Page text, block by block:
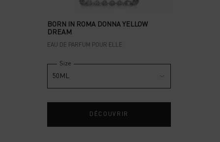
BORN IN ROMA DONNA YELLOW
DREAM
EAU DE PARFUM POUR ELLE
50ML
Select a
Size for Born in Roma Donna Yellow Dream
DÉCOUVRIR